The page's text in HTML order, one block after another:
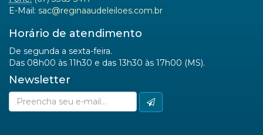
E-Mail: sac@reginaaudeleiloes.com.br
Horário de atendimento
De segunda a sexta-feira.
Das 08h00 às 11h30 e das 13h30 às 17h00 (MS).
Newsletter